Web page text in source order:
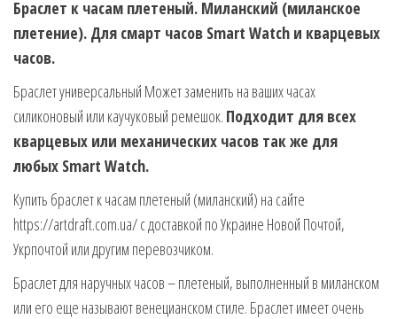
Браслет к часам плетеный. Миланский (миланское
плетение). Для смарт часов Smart Watch и кварцевых
часов.
Браслет универсальный Может заменить на ваших часах
силиконовый или каучуковый ремешок. Подходит для всех
кварцевых или механических часов так же для
любых Smart Watch.
Купить браслет к часам плетеный (миланский) на сайте
https://artdraft.com.ua/ с доставкой по Украине Новой Почтой,
Укрпочтой или другим перевозчиком.
Браслет для наручных часов – плетеный, выполненный в миланском
или его еще называют венецианском стиле. Браслет имеет очень